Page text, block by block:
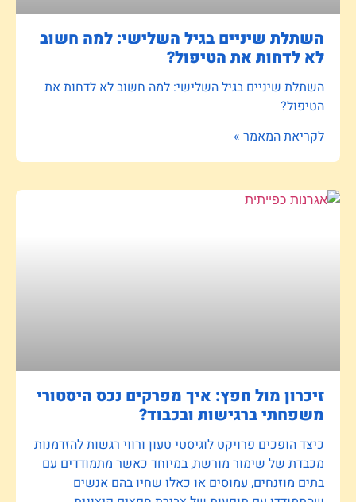
השתלת שיניים בגיל השלישי: למה חשוב
לא לדחות את הטיפול?
השתלת שיניים בגיל השלישי: למה חשוב לא לדחות את
הטיפול?
לקריאת המאמר »
זיכרון מול חפץ: איך מפרקים נכס היסטורי
משפחתי ברגישות ובכבוד?
כיצד הופכים פרויקט לוגיסטי טעון ורווי רגשות להזדמנות
מכבדת של שימור מורשת, במיוחד כאשר מתמודדים עם
בתים מוזנחים, עמוסים או כאלו שחיו בהם אנשים